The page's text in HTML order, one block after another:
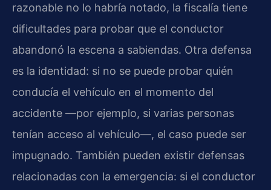
razonable no lo habría notado, la fiscalía tiene
dificultades para probar que el conductor
abandonó la escena a sabiendas. Otra defensa
es la identidad: si no se puede probar quién
conducía el vehículo en el momento del
accidente —por ejemplo, si varias personas
tenían acceso al vehículo—, el caso puede ser
impugnado. También pueden existir defensas
relacionadas con la emergencia: si el conductor